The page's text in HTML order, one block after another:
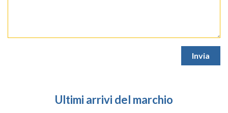
Ultimi arrivi del marchio